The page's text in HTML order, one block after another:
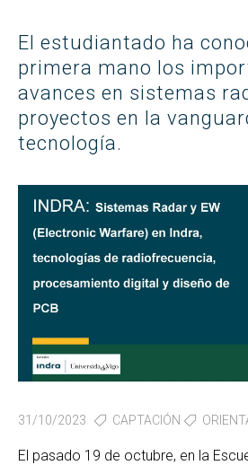
El estudiantado ha
primera mano los
avances en sistemas
proyectos en la
tecnología.
31/10/2023 CAPTACIÓN
El pasado 19 de octubre, en la